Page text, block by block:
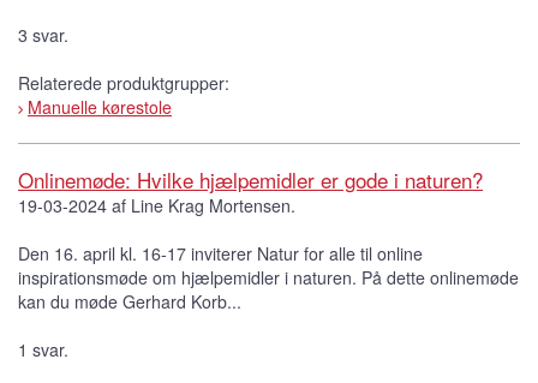
3 svar.
Relaterede produktgrupper:
Manuelle kørestole
Onlinemøde: Hvilke hjælpemidler er gode i naturen?
19-03-2024 af Line Krag Mortensen.
Den 16. april kl. 16-17 inviterer Natur for alle til online
inspirationsmøde om hjælpemidler i naturen. På dette onlinemøde
kan du møde Gerhard Korb...
1 svar.